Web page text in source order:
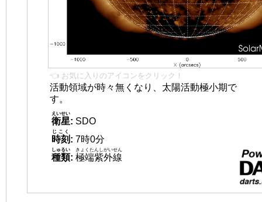
👈 お気に入りのアイコンをクリック！
活動領域が時々無くなり、太陽活動極小期で
す。
衛星
えいせい
: SDO
時刻
じこく
: 7時0分
種類
しゅるい
: 極端紫外線
きょくたんしがいせん